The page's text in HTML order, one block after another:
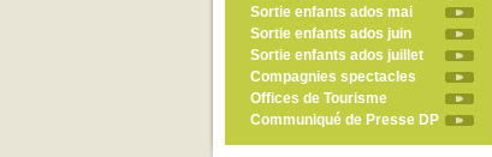
Sortie enfants ados mai
Sortie enfants ados juin
Sortie enfants ados juillet
Compagnies spectacles
Offices de Tourisme
Communiqué de Presse DP